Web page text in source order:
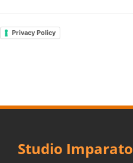
Privacy Policy
Studio Imparato